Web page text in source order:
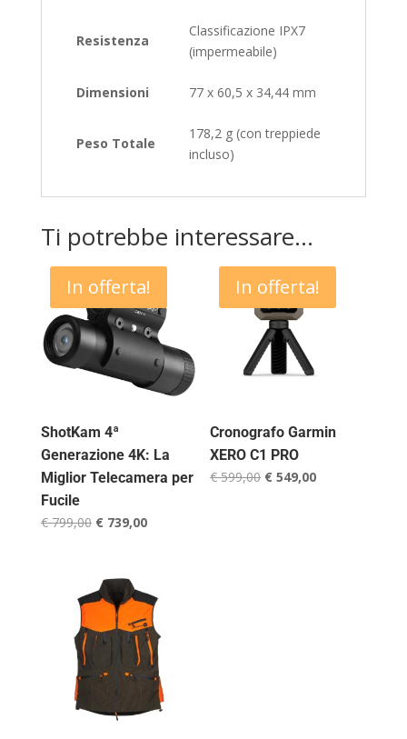
Resistenza
Classificazione IPX7
(impermeabile)
Dimensioni 77 x 60,5 x 34,44 mm
Peso Totale
178,2 g (con treppiede
incluso)
Ti potrebbe interessare…
In offerta!
ShotKam 4ª
Generazione 4K: La
Miglior Telecamera per
Fucile
€799,00 Il
era:
€ 799,00.
€739,00Il
€ 739,00.
In offerta!
Cronografo Garmin
XERO C1 PRO
€599,00 Il
€ 549,00Il